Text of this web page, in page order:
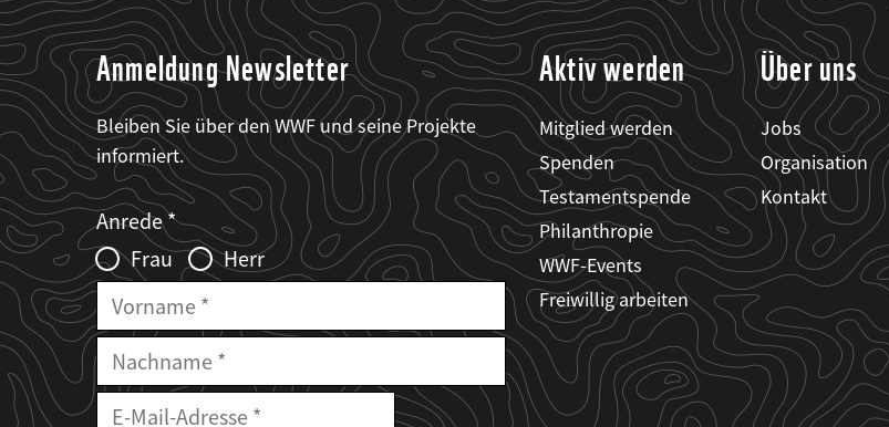
Anmeldung Newsletter
Bleiben Sie über den WWF und seine Projekte
informiert.
Web2Case
Infofelder
Fieldset
anrede_name
Anrede
Frau
Herr
Vorname
Nachname
E-
Mailadresse
Aktiv werden
Mitglied werden
Spenden
Testamentspende
Philanthropie
WWF-Events
Freiwillig arbeiten
Über uns
Jobs
Organisation
Kontakt